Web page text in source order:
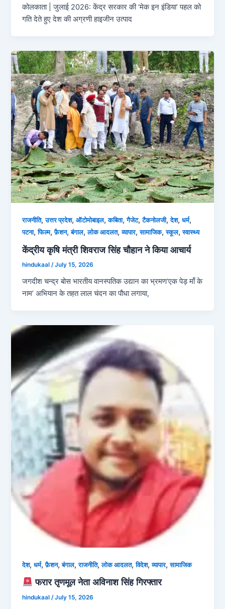
कोलकाता | जुलाई 2026: केंद्र सरकार की ‘मेक इन इंडिया’ पहल को
गति देते हुए देश की अग्रणी हाइजीन उत्पाद
राजनीति,उत्तर प्रदेश,ऑटोमोबाइल,कबिता,गैजेट,टैकनोलजी,देश,धर्म,
पटना,फिल्म,फ़ैशन,बंगाल,लोक आदलत,व्‍यापार,सामाजिक,स्कूल,स्‍वास्‍थ्‍य
केंद्रीय कृषि मंत्री शिवराज सिंह चौहान ने किया आचार्य
hindukaal/July 15, 2026
जगदीश चन्द्र बोस भारतीय वानस्पतिक उद्यान का भ्रमण‘एक पेड़ माँ के
नाम’ अभियान के तहत लाल चंदन का पौधा लगाया,
देश,धर्म,फ़ैशन,बंगाल,राजनीति,लोक आदलत,विदेश,व्‍यापार,सामाजिक
फरार तृणमूल नेता अविनाश सिंह गिरफ्तार
hindukaal/July 15, 2026